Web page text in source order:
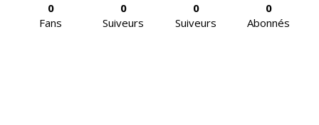
0
Fans
0
Suiveurs
0
Suiveurs
0
Abonnés